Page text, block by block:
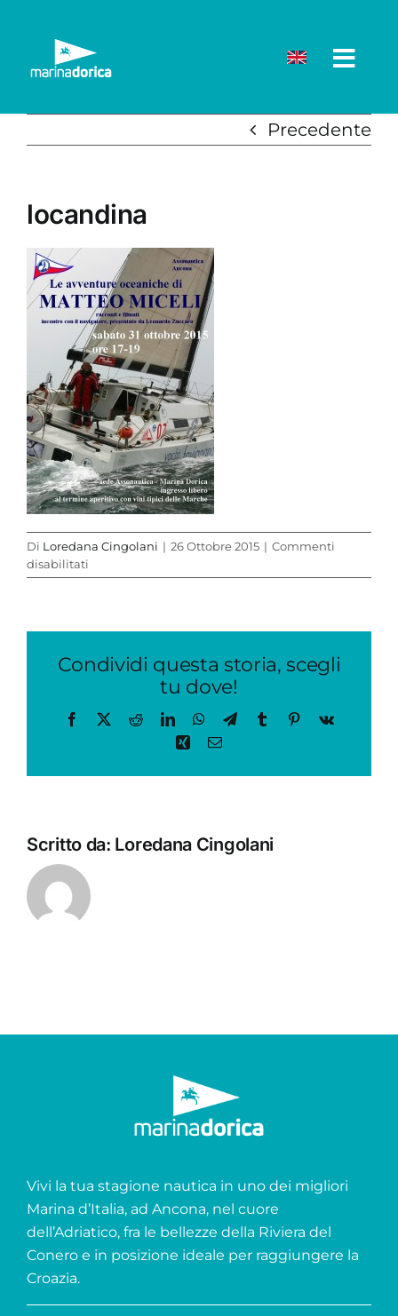
contenuto
Precedente
locandina
Di Loredana Cingolani | 26 Ottobre 2015 | Commenti
disabilitati
locandina
Condividi questa storia, scegli
tu dove!
Facebook
X RedditLinkedInWhatsApp
TelegramTumblrPinterest
Vk
Xing Email
Scritto da: Loredana Cingolani
Vivi la tua stagione nautica in uno dei migliori
Marina d’Italia, ad Ancona, nel cuore
dell’Adriatico, fra le bellezze della Riviera del
Conero e in posizione ideale per raggiungere la
Croazia.